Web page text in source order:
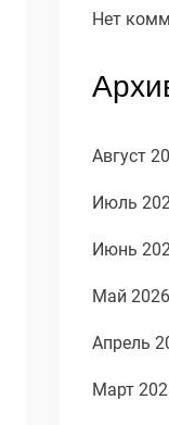
Нет
Август
Июль
Июнь
Май 2026
Апрель
Март